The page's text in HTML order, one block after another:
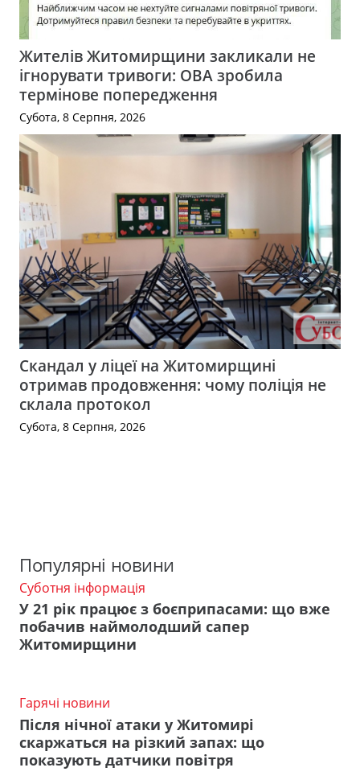
Жителів Житомирщини закликали не
ігнорувати тривоги: ОВА зробила
термінове попередження
Субота, 8 Серпня, 2026
Скандал у ліцеї на Житомирщині
отримав продовження: чому поліція не
склала протокол
Субота, 8 Серпня, 2026
Популярні новини
Суботня інформація
У 21 рік працює з боєприпасами: що вже
побачив наймолодший сапер
Житомирщини
Гарячі новини
Після нічної атаки у Житомирі
скаржаться на різкий запах: що
показують датчики повітря